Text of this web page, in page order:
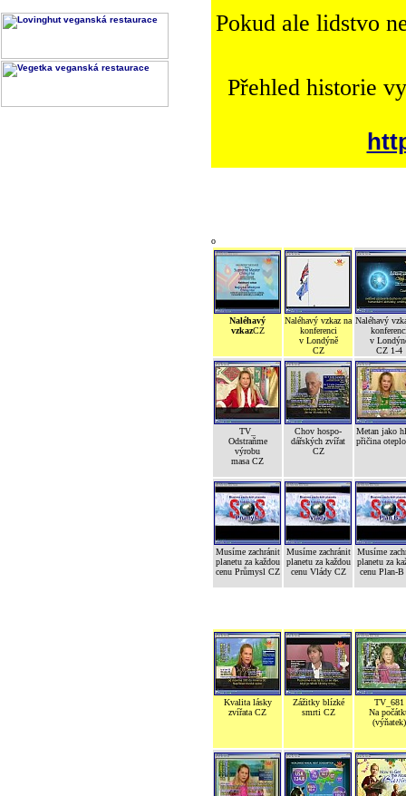
Pokud ale lidstvo
Přehled historie
o
Naléhavý
vzkazCZ
Naléhavý vzkaz na
konferenci
v Londýně
CZ
Naléhavý
v
CZ 1-4
TV_
Odstraňme
výrobu
masa CZ
Chov hospo-
dářských zvířat
CZ
Metan jako
přičina
Musíme zachránit
planetu za každou
cenu Průmysl CZ
Musíme zachránit
planetu za každou
cenu Vlády CZ
Musíme
planetu za
cenu Plan-
Kvalita lásky
zvířata CZ
Zážitky blízké
smrti CZ
TV_681
Na
(výňatek)